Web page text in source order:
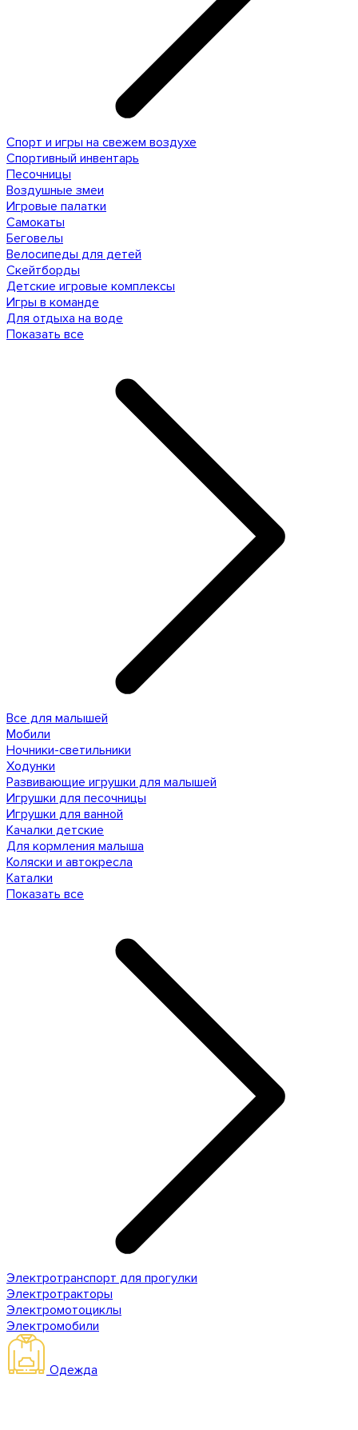
Спорт и игры на свежем воздухе
Спортивный инвентарь
Песочницы
Воздушные змеи
Игровые палатки
Самокаты
Беговелы
Велосипеды для детей
Скейтборды
Детские игровые комплексы
Игры в команде
Для отдыха на воде
Показать все
Все для малышей
Мобили
Ночники-светильники
Ходунки
Развивающие игрушки для малышей
Игрушки для песочницы
Игрушки для ванной
Качалки детские
Для кормления малыша
Коляски и автокресла
Каталки
Показать все
Электротранспорт для прогулки
Электротракторы
Электромотоциклы
Электромобили
Одежда